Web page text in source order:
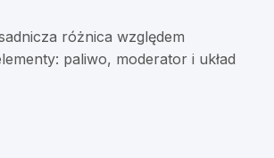
różnica względem
paliwo, moderator i układ